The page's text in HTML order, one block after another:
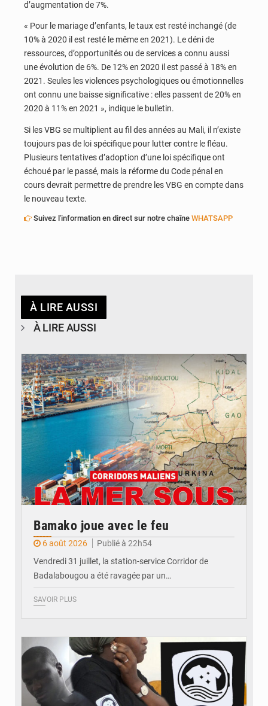
d’augmentation de 7%.
« Pour le mariage d’enfants, le taux est resté inchangé (de
10% à 2020 il est resté le même en 2021). Le déni de
ressources, d’opportunités ou de services a connu aussi
une évolution de 6%. De 12% en 2020 il est passé à 18% en
2021. Seules les violences psychologiques ou émotionnelles
ont connu une baisse significative : elles passent de 20% en
2020 à 11% en 2021 », indique le bulletin.
Si les VBG se multiplient au fil des années au Mali, il n’existe
toujours pas de loi spécifique pour lutter contre le fléau.
Plusieurs tentatives d’adoption d’une loi spécifique ont
échoué par le passé, mais la réforme du Code pénal en
cours devrait permettre de prendre les VBG en compte dans
le nouveau texte.
Suivez l'information en direct sur notre chaîne WHATSAPP
À LIRE AUSSI
À LIRE AUSSI
© JDM
Bamako joue avec le feu
6 août 2026
Publié à 22h54
Vendredi 31 juillet, la station-service Corridor de
Badalabougou a été ravagée par un…
SAVOIR PLUS